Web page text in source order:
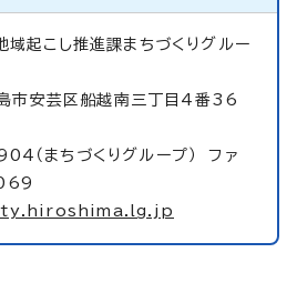
域起こし推進課まちづくりグルー
安芸区船越南三丁目4番36
（まちづくりグループ） ファ